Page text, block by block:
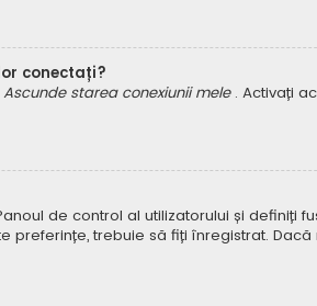
conectați?
Ascunde starea conexiunii mele . Activați
de control al utilizatorului și definiți
preferințe, trebuie să fiți înregistrat.